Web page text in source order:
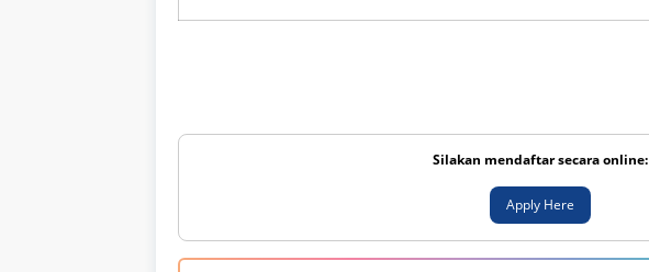
Silakan mendaftar secara online:
Apply Here